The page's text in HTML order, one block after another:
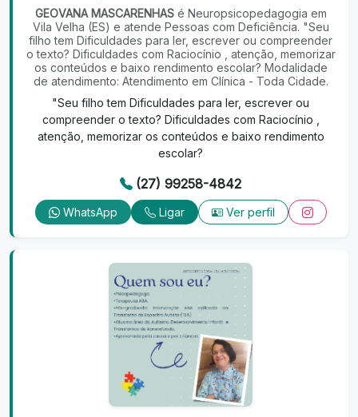
GEOVANA MASCARENHASé Neuropsicopedagogia em
Vila Velha (ES) e atende Pessoas com Deficiência. "Seu
filho tem Dificuldades para ler, escrever ou compreender
o texto? Dificuldades com Raciocínio , atenção, memorizar
os conteúdos e baixo rendimento escolar? Modalidade
de atendimento: Atendimento em Clínica - Toda Cidade.
"Seu filho tem Dificuldades para ler, escrever ou
compreender o texto? Dificuldades com Raciocínio ,
atenção, memorizar os conteúdos e baixo rendimento
escolar?
(27) 99258-4842
WhatsApp Ligar Ver perfil